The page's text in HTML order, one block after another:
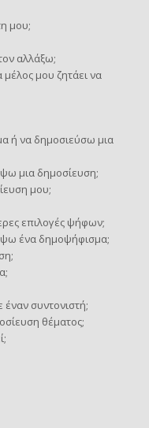
μου;
αλλάξω;
μου ζητάει να
ή να δημοσιεύσω μια
μια δημοσίευση;
μου;
επιλογές ψήφων;
ένα δημοψήφισμα;
συντονιστή;
θέματος;